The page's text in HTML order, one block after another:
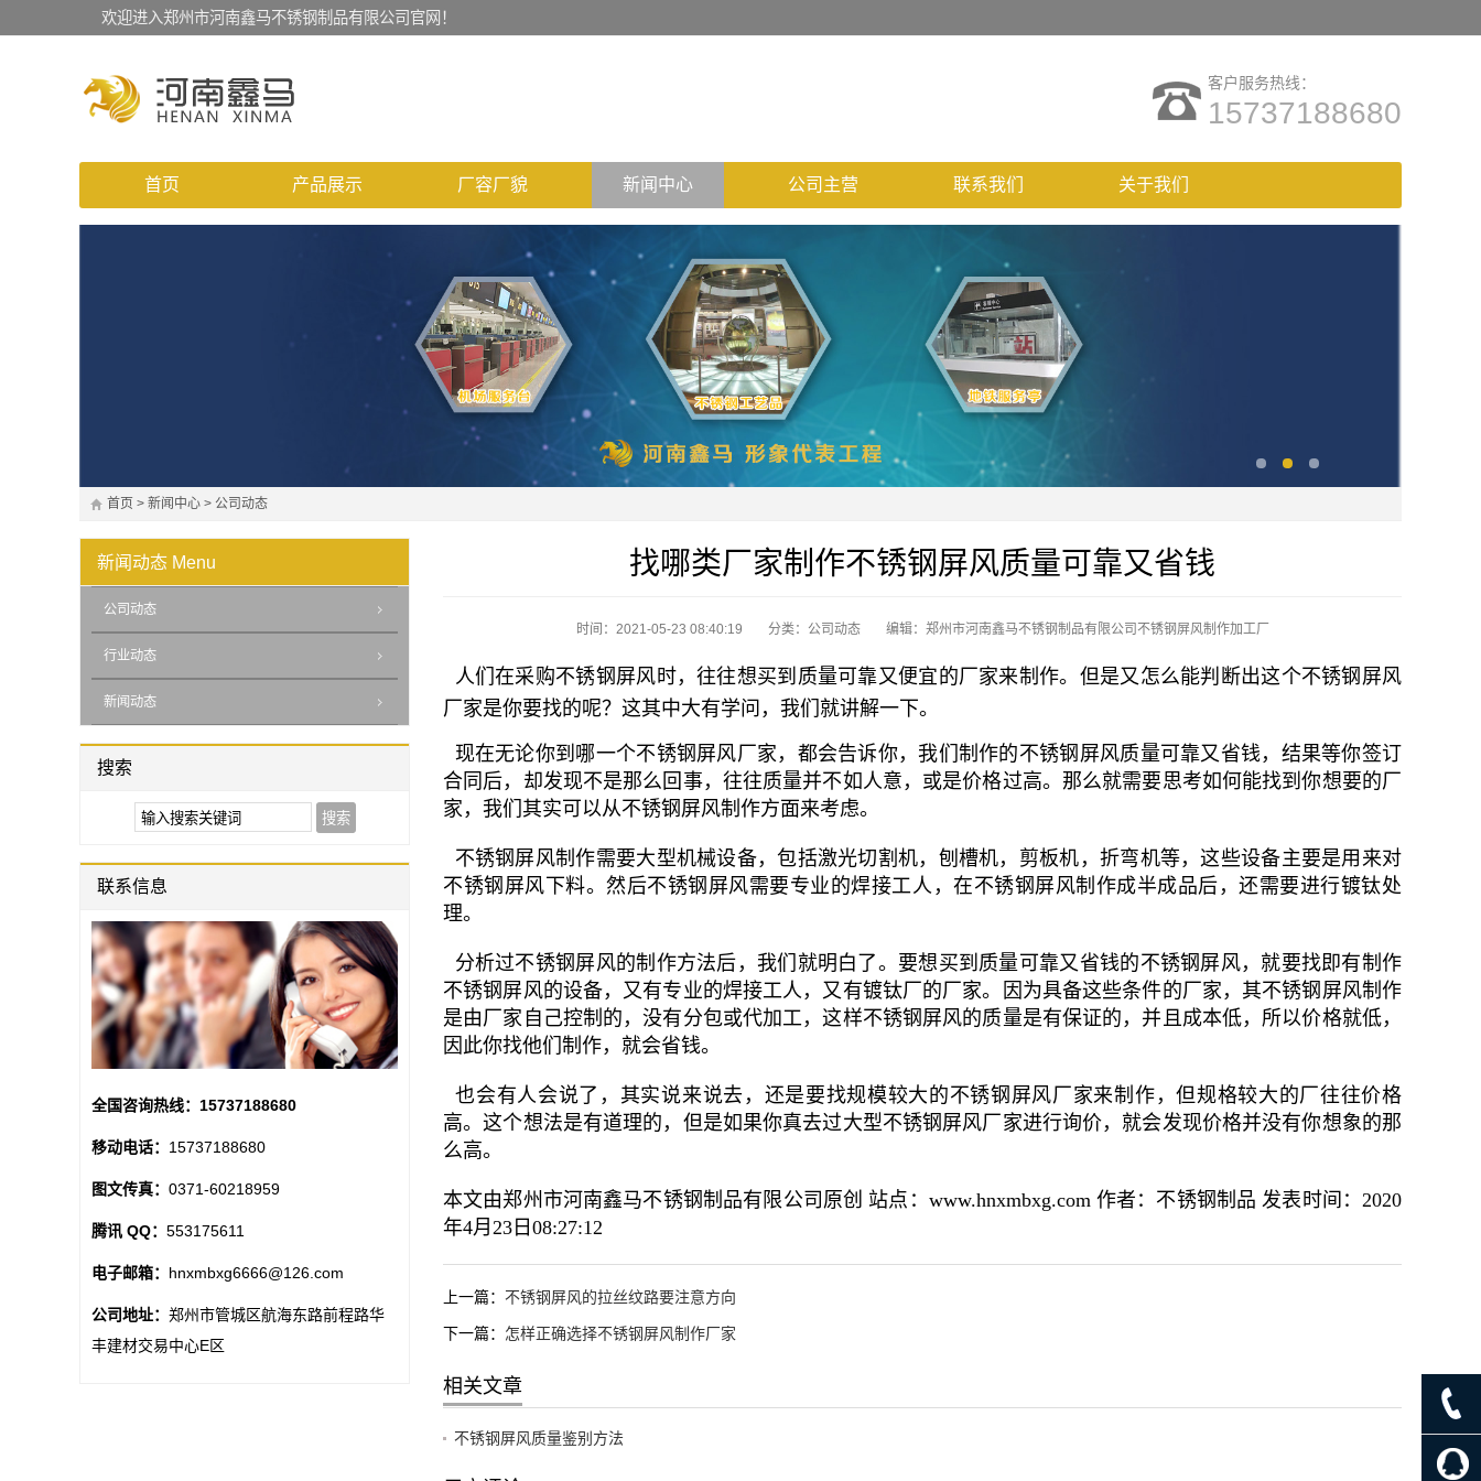
欢迎进入郑州市河南鑫马不锈钢制品有限公司官网！
客户服务热线：
15737188680
首页 产品展示 厂容厂貌 新闻中心 公司主营 联系我们 关于我们
首页 > 新闻中心 > 公司动态
找哪类厂家制作不锈钢屏风质量可靠又省钱
时间：2021-05-23 08:40:19 分类： 公司动态 编辑：郑州市河南鑫马不锈钢制品有限公司不锈钢屏风制作加工厂
人们在采购不锈钢屏风时，往往想买到质量可靠又便宜的厂家来制作。但是又怎么能判断出这个不锈钢屏风
厂家是你要找的呢？这其中大有学问，我们就讲解一下。
现在无论你到哪一个不锈钢屏风厂家，都会告诉你，我们制作的不锈钢屏风质量可靠又省钱，结果等你签订
合同后，却发现不是那么回事，往往质量并不如人意，或是价格过高。那么就需要思考如何能找到你想要的厂
家，我们其实可以从不锈钢屏风制作方面来考虑。
不锈钢屏风制作需要大型机械设备，包括激光切割机，刨槽机，剪板机，折弯机等，这些设备主要是用来对
不锈钢屏风下料。然后不锈钢屏风需要专业的焊接工人，在不锈钢屏风制作成半成品后，还需要进行镀钛处
理。
分析过不锈钢屏风的制作方法后，我们就明白了。要想买到质量可靠又省钱的不锈钢屏风，就要找即有制作
不锈钢屏风的设备，又有专业的焊接工人，又有镀钛厂的厂家。因为具备这些条件的厂家，其不锈钢屏风制作
是由厂家自己控制的，没有分包或代加工，这样不锈钢屏风的质量是有保证的，并且成本低，所以价格就低，
因此你找他们制作，就会省钱。
也会有人会说了，其实说来说去，还是要找规模较大的不锈钢屏风厂家来制作，但规格较大的厂往往价格
高。这个想法是有道理的，但是如果你真去过大型不锈钢屏风厂家进行询价，就会发现价格并没有你想象的那
么高。
本文由郑州市河南鑫马不锈钢制品有限公司原创 站点：www.hnxmbxg.com 作者：不锈钢制品 发表时间：2020
年4月23日08:27:12
上一篇： 不锈钢屏风的拉丝纹路要注意方向
下一篇： 怎样正确选择不锈钢屏风制作厂家
相关文章
不锈钢屏风质量鉴别方法
新闻动态 Menu
公司动态
行业动态
新闻动态
搜索
联系信息
全国咨询热线： 15737188680
移动电话： 15737188680
图文传真： 0371-60218959
腾讯 QQ： 553175611
电子邮箱： hnxmbxg6666@126.com
公司地址： 郑州市管城区航海东路前程路华
丰建材交易中心E区